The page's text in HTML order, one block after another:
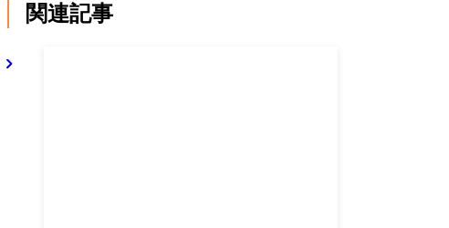
関連記事